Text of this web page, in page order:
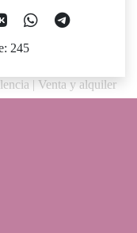
245
| Venta y alquiler